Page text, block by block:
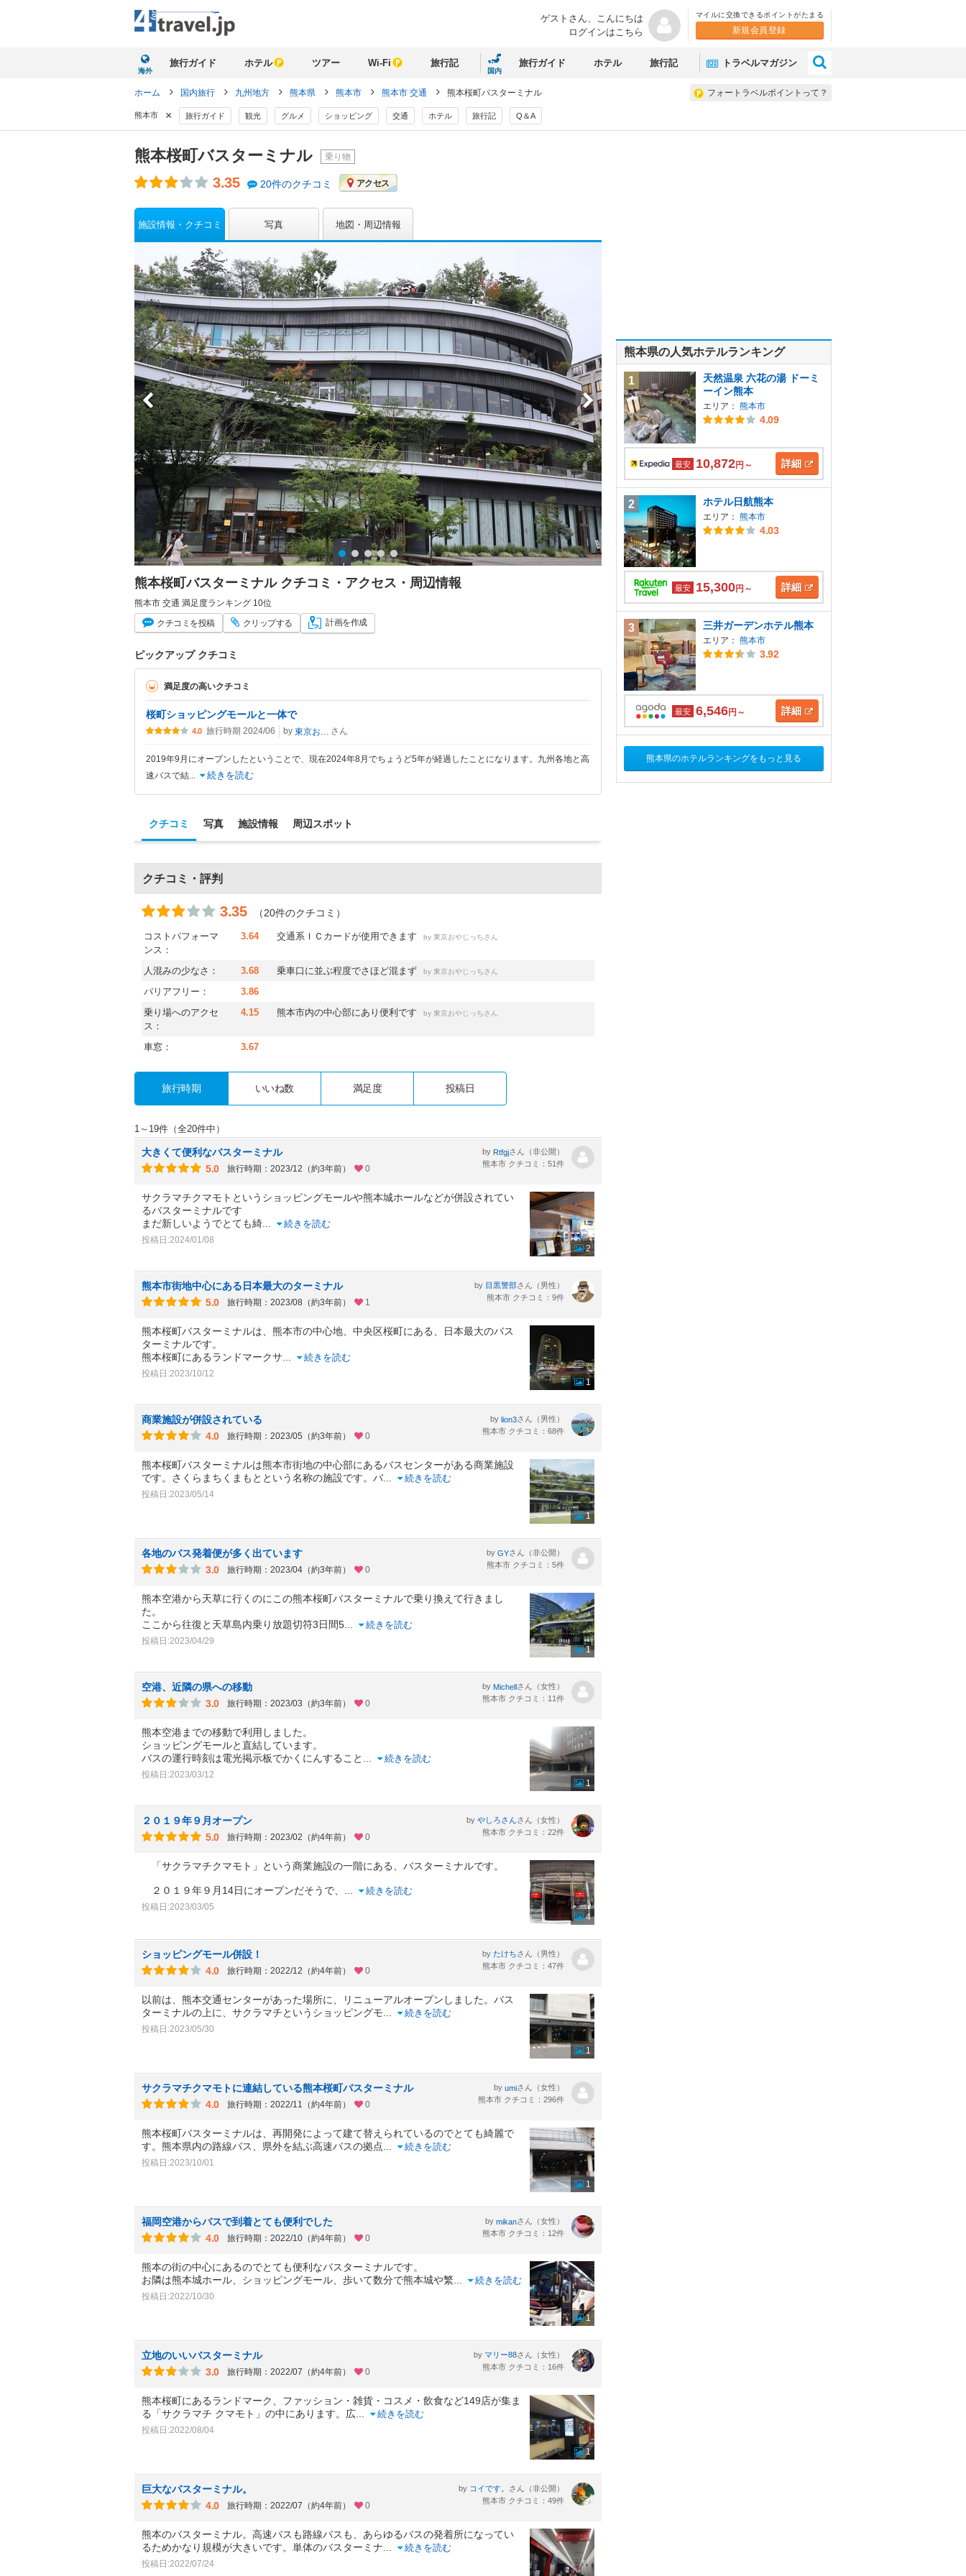
ゲストさん、 こんにちは
ログインはこちら
マイルに交換できるポイントがたまる
新規会員登録
海外
旅行ガイド ホテル ツアー Wi-Fi 旅行記
国内
旅行ガイド ホテル 旅行記 トラベルマガジン
フォートラベルポイントって？
ホーム 国内旅行 九州地方 熊本県 熊本市 熊本市 交通 熊本桜町バスターミナル
熊本市 × 旅行ガイド 観光 グルメ ショッピング 交通 ホテル 旅行記 Q＆A
熊本桜町バスターミナル 乗り物
3.35 20件のクチコミ アクセス
施設情報・クチコミ 写真 地図・周辺情報
熊本桜町バスターミナル クチコミ・アクセス・周辺情報
熊本市 交通 満足度ランキング 10位
クチコミ を投稿 クリップする 計画を作成
ピックアップ クチコミ
満足度の高いクチコミ
桜町ショッピングモールと一体で
4.0 旅行時期 2024/06 by さん
2019年9月にオープンしたということで、現在2024年8月でちょうど5年が経過したことになります。九州各地と高
速バスで結
続きを読む
クチコミ 写真 施設情報 周辺スポット
クチコミ・評判
3.35 （20件のクチコミ）
コストパフォーマ
ンス：
3.64 交通系ＩＣカードが使用できます by 東京おやじっちさん
人混みの少なさ： 3.68 乗車口に並ぶ程度でさほど混まず by 東京おやじっちさん
バリアフリー：
3.86
乗り場へのアクセ
ス：
4.15 熊本市内の中心部にあり便利です by 東京おやじっちさん
車窓： 3.67
旅行時期 いいね数 満足度 投稿日
1～19件（全20件中）
大きくて便利なバスターミナル
5.0
旅行時期：2023/12（約3年前） 0
by Rtfgjさん（非公開）
熊本市 クチコミ：51件
サクラマチクマモトというショッピングモールや熊本城ホールなどが併設されてい
るバスターミナルです
まだ新しいようでとても綺
続きを読む
投稿日:2024/01/08
2
熊本市街地中心にある日本最大のターミナル
5.0
旅行時期：2023/08（約3年前） 1
by 目黒警部さん（男性）
熊本市 クチコミ：9件
熊本桜町バスターミナルは、熊本市の中心地、中央区桜町にある、日本最大のバス
ターミナルです。
熊本桜町にあるランドマークサ
続きを読む
投稿日:2023/10/12
1
商業施設が併設されている
4.0
旅行時期：2023/05（約3年前） 0
by lion3さん（男性）
熊本市 クチコミ：68件
熊本桜町バスターミナルは熊本市街地の中心部にあるバスセンターがある商業施設
です。さくらまちくまもとという名称の施設です。バ... 続きを読む
投稿日:2023/05/14
1
各地のバス発着便が多く出ています
3.0
旅行時期：2023/04（約3年前） 0
by GYさん（非公開）
熊本市 クチコミ：5件
熊本空港から天草に行くのにこの熊本桜町バスターミナルで乗り換えて行きまし
た。
ここから往復と天草島内乗り放題切符3日間5
続きを読む
投稿日:2023/04/29
1
空港、近隣の県への移動
3.0
旅行時期：2023/03（約3年前） 0
by Michellさん（女性）
熊本市 クチコミ：11件
熊本空港までの移動で利用しました。
ショッピングモールと直結しています。
バスの運行時刻は電光掲示板でかくにんすること
続きを読む
投稿日:2023/03/12
1
２０１９年９月オープン
5.0
旅行時期：2023/02（約4年前） 0
by やしろさんさん（女性）
熊本市 クチコミ：22件
「サクラマチクマモト」という商業施設の一階にある、バスターミナルです。
２０１９年９月14日にオープンだそうで、 続きを読む
投稿日:2023/03/05
4
ショッピングモール併設！
4.0
旅行時期：2022/12（約4年前） 0
by たけちさん（男性）
熊本市 クチコミ：47件
以前は、熊本交通センターがあった場所に、リニューアルオープンしました。バス
ターミナルの上に、サクラマチというショッピングモ
続きを読む
投稿日:2023/05/30
1
サクラマチクマモトに連結している熊本桜町バスターミナル
4.0
旅行時期：2022/11（約4年前） 0
by umiさん（女性）
熊本市 クチコミ：296件
熊本桜町バスターミナルは、再開発によって建て替えられているのでとても綺麗で
す。熊本県内の路線バス、県外を結ぶ高速バスの拠点
続きを読む
投稿日:2023/10/01
1
福岡空港からバスで到着とても便利でした
4.0
旅行時期：2022/10（約4年前） 0
by mikanさん（女性）
熊本市 クチコミ：12件
熊本の街の中心にあるのでとても便利なバスターミナルです。
お隣は熊本城ホール、ショッピングモール、歩いて数分で熊本城や繁
続きを読む
投稿日:2022/10/30
1
立地のいいバスターミナル
3.0
旅行時期：2022/07（約4年前） 0
by マリー88さん（女性）
熊本市 クチコミ：16件
熊本桜町にあるランドマーク、ファッション・雑貨・コスメ・飲食など149店が集ま
る「サクラマチ クマモト」の中にあります。広
続きを読む
投稿日:2022/08/04
1
巨大なバスターミナル。
4.0
旅行時期：2022/07（約4年前） 0
by コイです。 さん（非公開）
熊本市 クチコミ：49件
熊本のバスターミナル。高速バスも路線バスも、あらゆるバスの発着所になってい
るためかなり規模が大きいです。単体のバスターミナ
続きを読む
投稿日:2022/07/24
熊本県の人気ホテルランキング
1
天然温泉 六花の湯 ドーミ
ーイン熊本
エリア： 熊本市
4.09
最安 10,872円～ 詳細
2 ホテル日航熊本
エリア： 熊本市
4.03
最安 15,300円～ 詳細
3 三井ガーデンホテル熊本
エリア： 熊本市
3.92
最安 6,546円～ 詳細
熊本県のホテルランキングをもっと見る